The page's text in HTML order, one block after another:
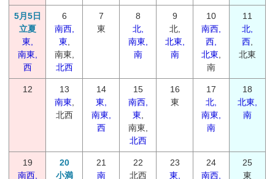
5月5日
立夏
東,
南東,
西
6
南西,
東,
南東,
北西
7
東
8
北,
南東,
南
9
北,
北東,
南
10
南西,
西,
北東,
南
11
北,
西,
北東
12
13
南東,
北西
14
東,
南東,
西
15
南西,
東,
南東,
北西
16
東
17
北,
南東,
南
18
北東,
南
19
南西,
20
小満
21
南
22
北西
23
東,
24
南西,
25
東